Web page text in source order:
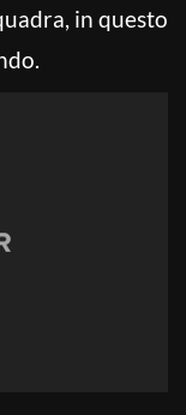
in questo